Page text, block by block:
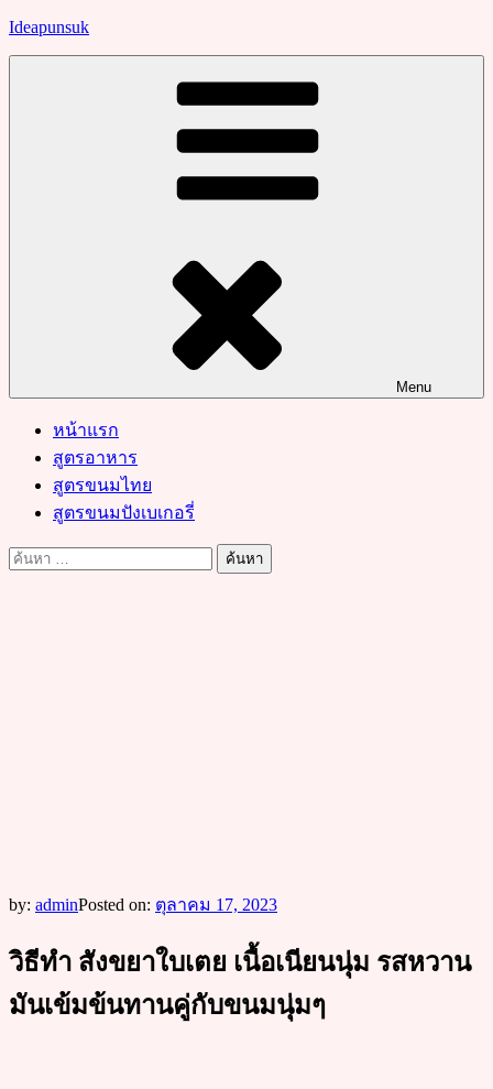
Skip
Ideapunsuk
Menu
หน้าแรก
สูตรอาหาร
สูตรขนมไทย
สูตรขนมปังเบเกอรี่
ค้นหา
by: adminPosted on: ตุลาคม 17, 2023
วิธีทำ สังขยาใบเตย เนื้อเนียนนุ่ม รสหวาน
มันเข้มข้นทานคู่กับขนมนุ่มๆ